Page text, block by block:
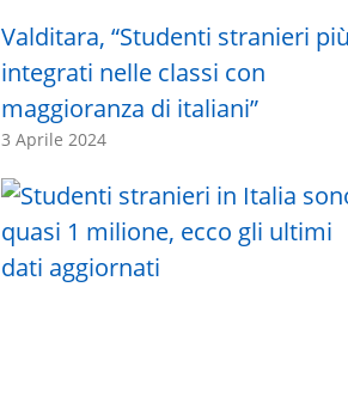
Valditara, “Studenti stranieri più
integrati nelle classi con
maggioranza di italiani”
3 Aprile 2024